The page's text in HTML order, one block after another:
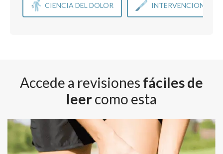
CIENCIA DEL DOLOR INTERVENCIONES
Accede a revisiones fáciles de
leercomo esta